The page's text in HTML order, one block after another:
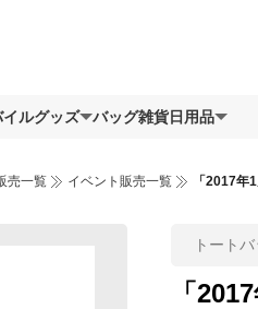
ルグッズ バッグ雑貨日用品
売一覧 イベント販売一覧 「2017
トート
「